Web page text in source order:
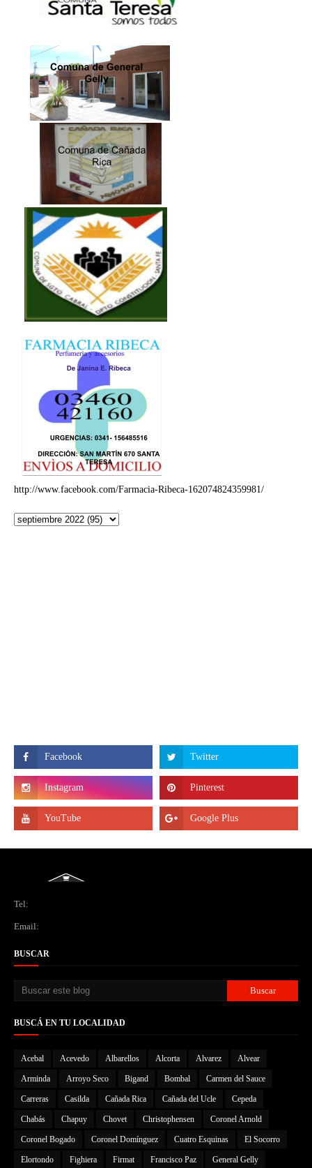
http://www.facebook.com/Farmacia-Ribeca-162074824359981/
Tel:
Email:
BUSCAR
BUSCÁ EN TU LOCALIDAD
Acebal Acevedo Albarellos Alcorta Alvarez Alvear
Arminda Arroyo Seco Bigand Bombal Carmen del Sauce
Carreras Casilda Cañada Rica Cañada del Ucle Cepeda
Chabás Chapuy Chovet Christophensen Coronel Arnold
Coronel Bogado Coronel Domínguez Cuatro Esquinas El Socorro
Elortondo Fighiera Firmat Francisco Paz General Gelly